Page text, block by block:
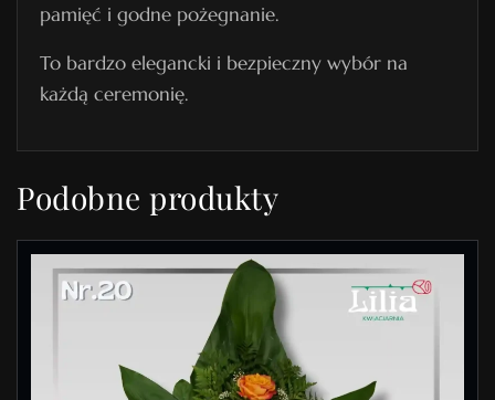
e
w
o
r
ę
k
pamięć i godne pożegnanie.
To bardzo elegancki i bezpieczny wybór na
każdą ceremonię.
Podobne produkty